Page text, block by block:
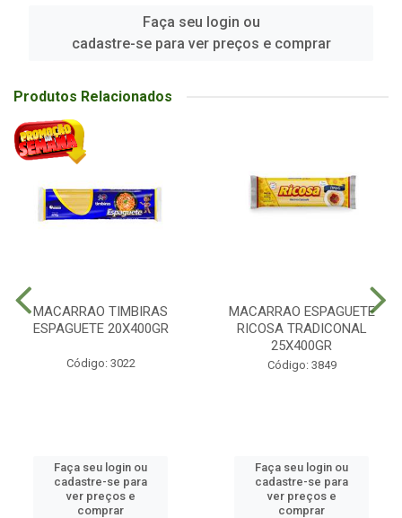
Faça seu login ou
cadastre-se para ver preços e comprar
Produtos Relacionados
MACARRAO TIMBIRAS
ESPAGUETE 20X400GR
Código: 3022
Faça seu login ou
cadastre-se para
ver preços e
comprar
MACARRAO ESPAGUETE
RICOSA TRADICONAL
25X400GR
Código: 3849
Faça seu login ou
cadastre-se para
ver preços e
comprar